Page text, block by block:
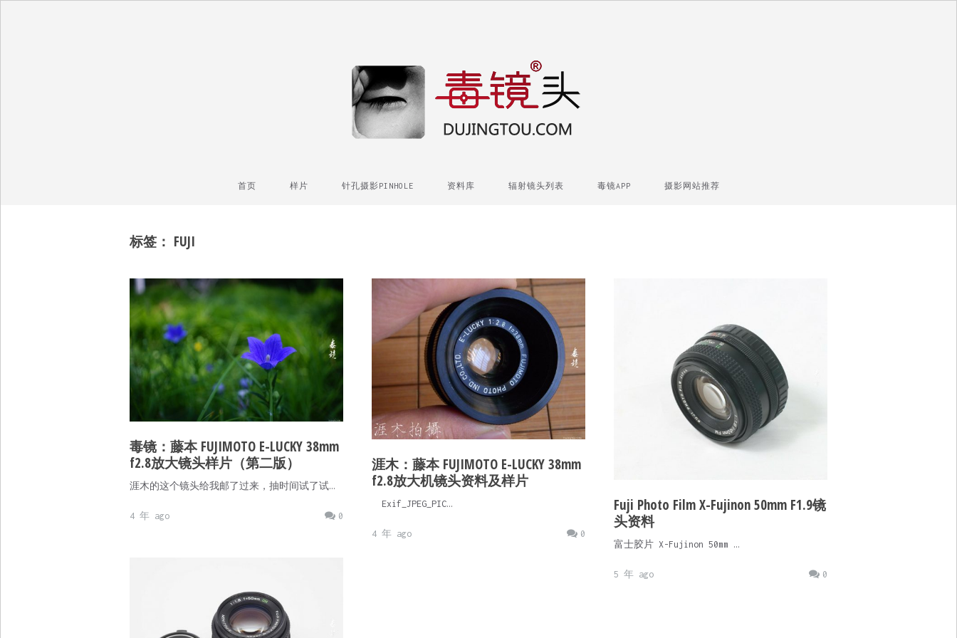
首页 样片 针孔摄影PINHOLE 资料库 辐射镜头列表 毒镜APP 摄影网站推荐
标签： FUJI
毒镜：藤本 FUJIMOTO E-LUCKY 38mm
f2.8放大镜头样片（第二版）
涯木的这个镜头给我邮了过来，抽时间试了试…
0
4 年 ago
涯木：藤本 FUJIMOTO E-LUCKY 38mm
f2.8放大机镜头资料及样片
Exif_JPEG_PIC…
0
4 年 ago
Fuji Photo Film X-Fujinon 50mm F1.9镜
头资料
富士胶片 X-Fujinon 50mm …
0
5 年 ago